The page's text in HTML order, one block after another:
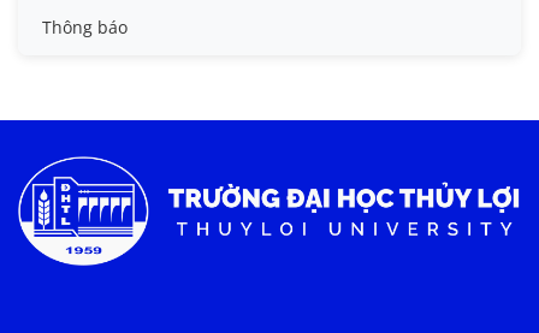
Tin đào tạo
Tin tức chung
Thông báo